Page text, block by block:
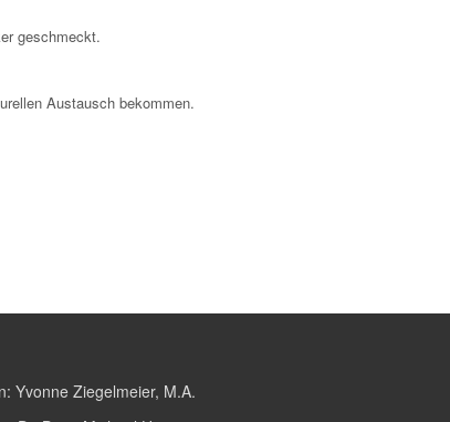
geschmeckt.
Austausch bekommen.
Yvonne Ziegelmeier, M.A.